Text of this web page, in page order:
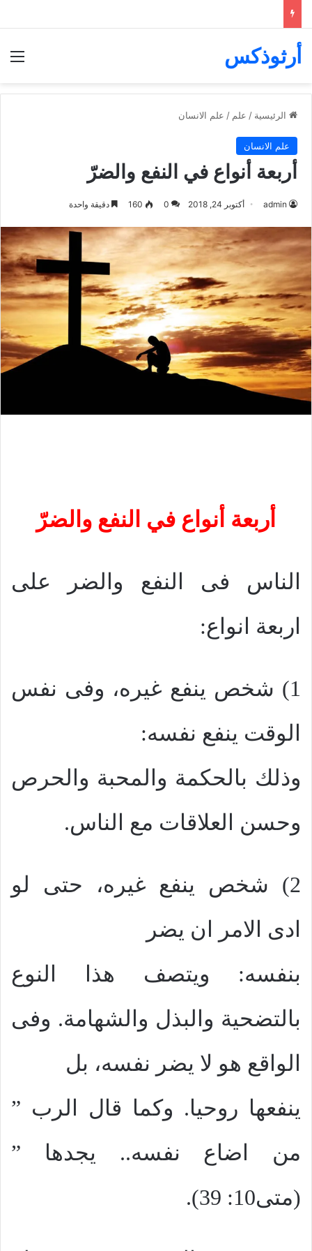
أرثوذكس
الرئيسية / علم / علم الانسان
علم الانسان
أربعة أنواع في النفع والضرّ
admin أكتوبر 24, 2018 0
160 دقيقة واحدة
أربعة أنواع في النفع والضرّ
الناس فى النفع والضر على
اربعة انواع:
1) شخص ينفع غيره، وفى نفس
الوقت ينفع نفسه:
وذلك بالحكمة والمحبة والحرص
وحسن العلاقات مع الناس.
2) شخص ينفع غيره، حتى لو
ادى الامر ان يضر
بنفسه: ويتصف هذا النوع
بالتضحية والبذل والشهامة. وفى
الواقع هو لا يضر نفسه، بل
ينفعها روحيا. وكما قال الرب ”
من اضاع نفسه.. يجدها ”
(متى10: 39).